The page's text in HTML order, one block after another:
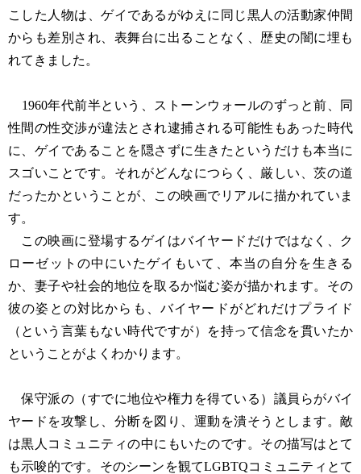
こした人物は、ゲイであるがゆえに同じ黒人の活動家仲間
からも差別され、表舞台に出ることなく、歴史の闇に埋も
れてきました。
1960年代前半という、ストーンウォールのずっと前、同
性間の性交渉が違法とされ逮捕される可能性もあった時代
に、ゲイであることを隠さずに生きたというだけも本当に
スゴいことです。それがどんなにつらく、厳しい、茨の道
だったかということが、この映画でリアルに描かれていま
す。
この映画に登場するゲイはバイヤードだけではなく、ク
ローゼットの中にいたゲイもいて、本当の自分を生きる
か、妻子や社会的地位を取るか悩む姿が描かれます。その
彼の姿との対比からも、バイヤードがどれだけプライド
（という言葉もない時代ですが）を持って信念を貫いたか
ということがよくわかります。
保守派の（すでに地位や権力を得ている）議員らがバイ
ヤードを攻撃し、分断を図り、運動を潰そうとします。敵
は黒人コミュニティの中にもいたのです。その描写はとて
も示唆的です。そのシーンを観てLGBTQコミュニティとて